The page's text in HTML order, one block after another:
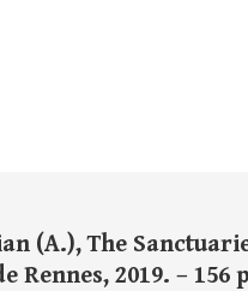
(A.), The
Rennes, 2019. –